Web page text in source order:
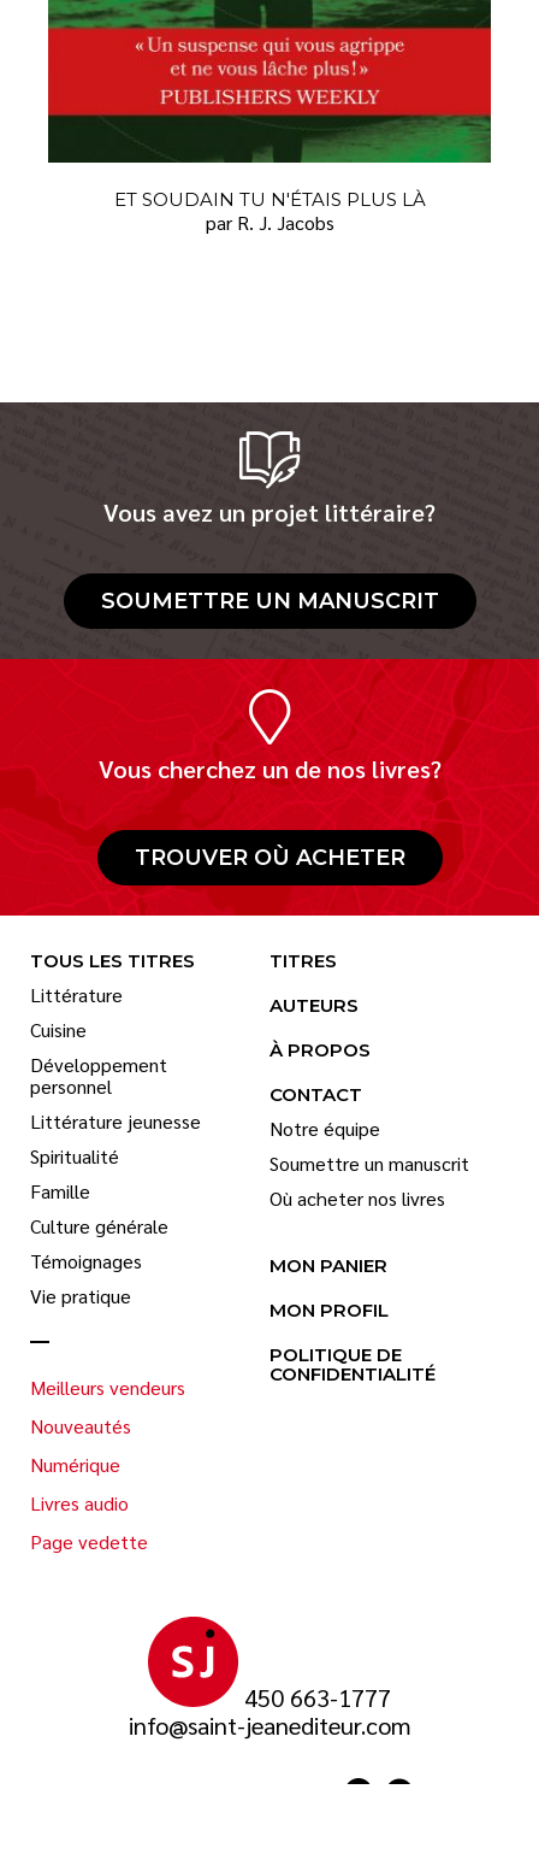
ET SOUDAIN TU N'ÉTAIS PLUS LÀ
par R. J. Jacobs
Vous avez un projet littéraire?
SOUMETTRE UN MANUSCRIT
Vous cherchez un de nos livres?
TROUVER OÙ ACHETER
450 663-1777
info@saint-jeanediteur.com
TOUS LES TITRES
Littérature
Cuisine
Développement
personnel
Littérature jeunesse
Spiritualité
Famille
Culture générale
Témoignages
Vie pratique
Meilleurs vendeurs
Nouveautés
Numérique
Livres audio
Page vedette
TITRES
AUTEURS
À PROPOS
CONTACT
Notre équipe
Soumettre un manuscrit
Où acheter nos livres
MON PANIER
MON PROFIL
POLITIQUE DE
CONFIDENTIALITÉ